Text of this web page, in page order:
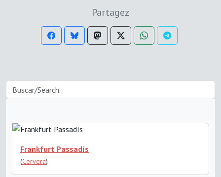
Partagez
Frankfurt Passadís
(Cervera)